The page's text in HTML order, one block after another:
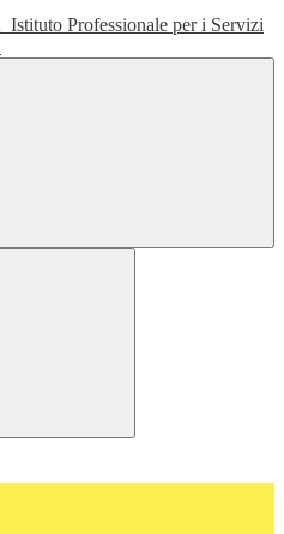
Istituto Professionale per i Servizi